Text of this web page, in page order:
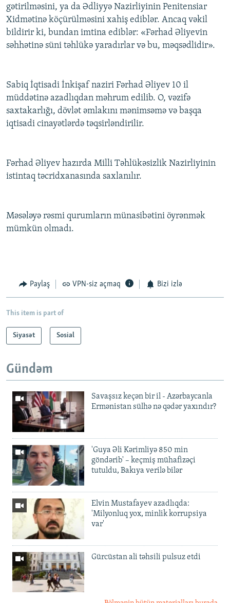
gətirilməsini, ya da Ədliyyə Nazirliyinin Penitensiar
Xidmətinə köçürülməsini xahiş ediblər. Ancaq vəkil
bildirir ki, bundan imtina ediblər: «Fərhad Əliyevin
səhhətinə süni təhlükə yaradırlar və bu, məqsədlidir».
Sabiq İqtisadi İnkişaf naziri Fərhad Əliyev 10 il
müddətinə azadlıqdan məhrum edilib. O, vəzifə
saxtakarlığı, dövlət əmlakını mənimsəmə və başqa
iqtisadi cinayətlərdə təqsirləndirilir.
Fərhad Əliyev hazırda Milli Təhlükəsizlik Nazirliyinin
istintaq təcridxanasında saxlanılır.
Məsələyə rəsmi qurumların münasibətini öyrənmək
mümkün olmadı.
Paylaş VPN-siz açmaq Bizi izlə
This item is part of
Siyasət Sosial
Gündəm
Savaşsız keçən bir il - Azərbaycanla
Ermənistan sülhə nə qədər yaxındır?
'Guya Əli Kərimliyə 850 min
göndərib' – keçmiş mühafizəçi
tutuldu, Bakıya verilə bilər
Elvin Mustafayev azadlıqda:
'Milyonluq yox, minlik korrupsiya
var'
Gürcüstan ali təhsili pulsuz etdi